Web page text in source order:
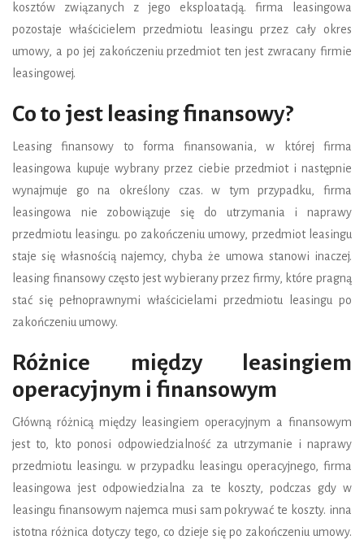
kosztów związanych z jego eksploatacją. firma leasingowa
pozostaje właścicielem przedmiotu leasingu przez cały okres
umowy, a po jej zakończeniu przedmiot ten jest zwracany firmie
leasingowej.
Co to jest leasing finansowy?
Leasing finansowy to forma finansowania, w której firma
leasingowa kupuje wybrany przez ciebie przedmiot i następnie
wynajmuje go na określony czas. w tym przypadku, firma
leasingowa nie zobowiązuje się do utrzymania i naprawy
przedmiotu leasingu. po zakończeniu umowy, przedmiot leasingu
staje się własnością najemcy, chyba że umowa stanowi inaczej.
leasing finansowy często jest wybierany przez firmy, które pragną
stać się pełnoprawnymi właścicielami przedmiotu leasingu po
zakończeniu umowy.
Różnice między leasingiem
operacyjnym i finansowym
Główną różnicą między leasingiem operacyjnym a finansowym
jest to, kto ponosi odpowiedzialność za utrzymanie i naprawy
przedmiotu leasingu. w przypadku leasingu operacyjnego, firma
leasingowa jest odpowiedzialna za te koszty, podczas gdy w
leasingu finansowym najemca musi sam pokrywać te koszty. inna
istotna różnica dotyczy tego, co dzieje się po zakończeniu umowy.